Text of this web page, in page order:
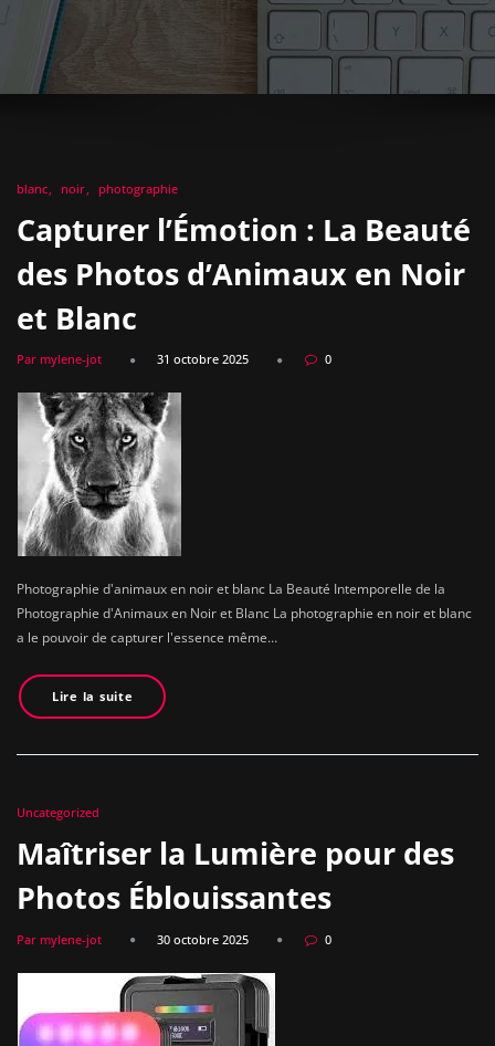
blanc noir photographie
Capturer l’Émotion : La Beauté
des Photos d’Animaux en Noir
et Blanc
Par mylene-jot 31 octobre 2025 0
Photographie d'animaux en noir et blanc La Beauté Intemporelle de la
Photographie d'Animaux en Noir et Blanc La photographie en noir et blanc
a le pouvoir de capturer l'essence même…
Lire la suite
Uncategorized
Maîtriser la Lumière pour des
Photos Éblouissantes
Par mylene-jot 30 octobre 2025 0